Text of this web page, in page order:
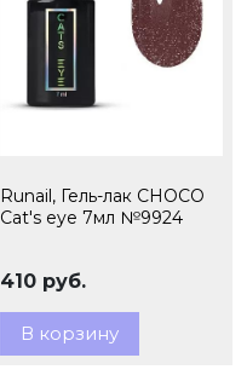
Runail, Гель-лак CHOCO
Cat's eye 7мл №9924
410 руб.
В корзину